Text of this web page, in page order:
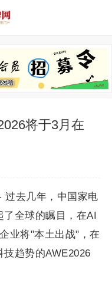
将于3月在
过去几年，中国家电
了全球的瞩目，在AI
业将"本土出战"，在
趋势的AWE2026